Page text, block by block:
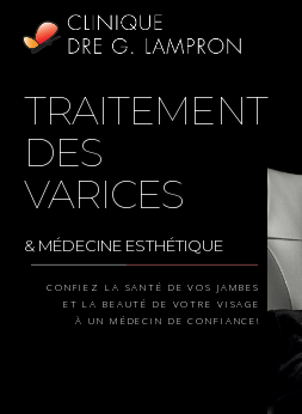
TRAITEMENT
DES
VARICES
CONFIEZ LA SANTÉ DE VOS JAMBES
ET LA BEAUTÉ DE VOTRE VISAGE
À UN MÉDECIN DE CONFIANCE!
& MÉDECINE ESTHÉTIQUE